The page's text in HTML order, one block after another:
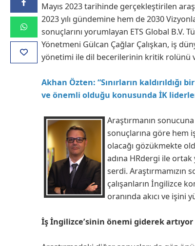
Mayıs 2023 tarihinde gerçekleştirilen
2023 yılı gündemine hem de 2030
sonuçlarını yorumlayan ETS Global B.V.
Yönetmeni Gülcan Çağlar Çalışkan, iş
yönetimi ile dil becerilerinin kritik rolünü
Akhan Özten: “Sınırların
ve önemli olduğu konusunda İK
Araştırmanın
sonuçlarına göre hem
olacağı gözükmekte
adına HRdergi ile
serdi.
çalışanların İngilizce
oranında akıcı ve işini
İş İngilizce’sinin önemi giderek artıyor